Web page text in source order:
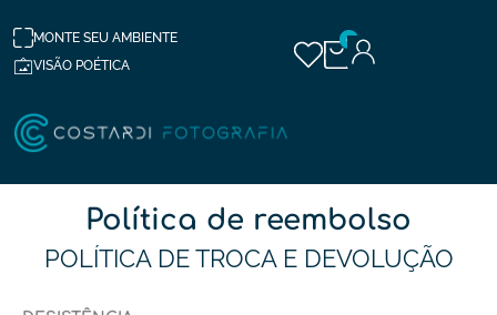
MONTE SEU AMBIENTE
VISÃO POÉTICA
0
Política de reembolso​
POLÍTICA DE TROCA E DEVOLUÇÃO